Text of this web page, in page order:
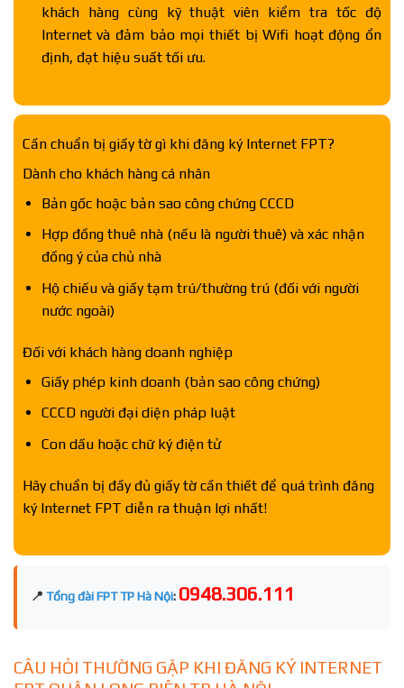
khách hàng cùng kỹ thuật viên kiểm tra tốc độ
Internet và đảm bảo mọi thiết bị Wifi hoạt động ổn
định, đạt hiệu suất tối ưu.
Cần chuẩn bị giấy tờ gì khi đăng ký Internet FPT?
Dành cho khách hàng cá nhân
Bản gốc hoặc bản sao công chứng CCCD
Hợp đồng thuê nhà (nếu là người thuê) và xác nhận
đồng ý của chủ nhà
Hộ chiếu và giấy tạm trú/thường trú (đối với người
nước ngoài)
Đối với khách hàng doanh nghiệp
Giấy phép kinh doanh (bản sao công chứng)
CCCD người đại diện pháp luật
Con dấu hoặc chữ ký điện tử
Hãy chuẩn bị đầy đủ giấy tờ cần thiết để quá trình đăng
ký Internet FPT diễn ra thuận lợi nhất!
📍 Tổng đài FPT TP Hà Nội: 0948.306.111
CÂU HỎI THƯỜNG GẶP KHI ĐĂNG KÝ INTERNET